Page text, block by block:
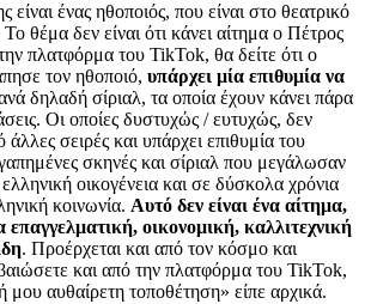
είναι ένας ηθοποιός, που είναι στο θεατρικό
θέμα δεν είναι ότι κάνει αίτημα ο Πέτρος
πλατφόρμα του TikTok, θα δείτε ότι ο
τον ηθοποιό, υπάρχει μία επιθυμία να
δηλαδή σίριαλ, τα οποία έχουν κάνει πάρα
Οι οποίες δυστυχώς / ευτυχώς, δεν
σειρές και υπάρχει επιθυμία του
σκηνές και σίριαλ που μεγάλωσαν
οικογένεια και σε δύσκολα χρόνια
κοινωνία. Αυτό δεν είναι ένα αίτημα,
επαγγελματική, οικονομική, καλλιτεχνική
. Προέρχεται και από τον κόσμο και
και από την πλατφόρμα του TikTok,
μου αυθαίρετη τοποθέτηση» είπε αρχικά.